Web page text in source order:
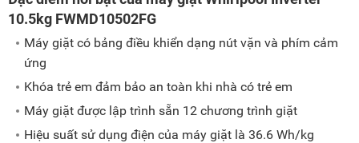
10.5kg FWMD10502FG
Máy giặt có bảng điều khiển dạng nút vặn và phím cảm
ứng
Khóa trẻ em đảm bảo an toàn khi nhà có trẻ em
Máy giặt được lập trình sẵn 12 chương trình giặt
Hiệu suất sử dụng điện của máy giặt là 36.6 Wh/kg